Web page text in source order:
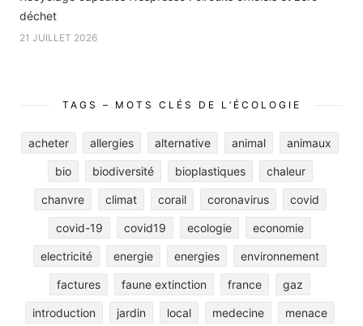
déchet
21 JUILLET 2026
TAGS – MOTS CLÉS DE L’ÉCOLOGIE
acheter allergies alternative animal animaux
bio biodiversité bioplastiques chaleur
chanvre climat corail coronavirus covid
covid-19 covid19 ecologie economie
electricité energie energies environnement
factures faune extinction france gaz
introduction jardin local medecine menace